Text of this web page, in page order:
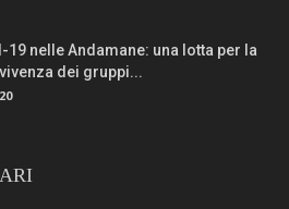
19 nelle Andamane: una lotta per la
dei gruppi...